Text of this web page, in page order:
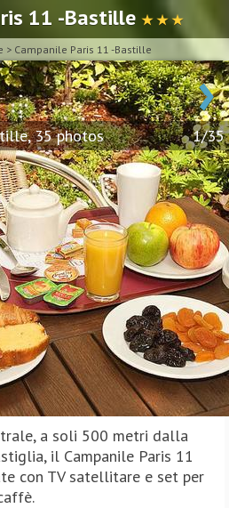
11 -Bastille ★ ★ ★
> Campanile Paris 11 -Bastille
›
35 photos 1/35
a soli 500 metri dalla
il Campanile Paris 11
con TV satellitare e set per